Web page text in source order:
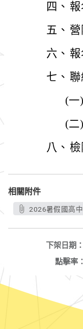
四、
五、
六、
七、 聯
(一)
(二)
八、
相關附件
2026暑假國高
下架日期：
點擊率：